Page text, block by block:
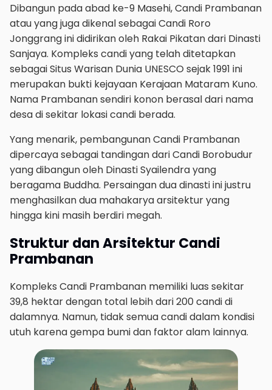
Dibangun pada abad ke-9 Masehi, Candi Prambanan
atau yang juga dikenal sebagai Candi Roro
Jonggrang ini didirikan oleh Rakai Pikatan dari Dinasti
Sanjaya. Kompleks candi yang telah ditetapkan
sebagai Situs Warisan Dunia UNESCO sejak 1991 ini
merupakan bukti kejayaan Kerajaan Mataram Kuno.
Nama Prambanan sendiri konon berasal dari nama
desa di sekitar lokasi candi berada.
Yang menarik, pembangunan Candi Prambanan
dipercaya sebagai tandingan dari Candi Borobudur
yang dibangun oleh Dinasti Syailendra yang
beragama Buddha. Persaingan dua dinasti ini justru
menghasilkan dua mahakarya arsitektur yang
hingga kini masih berdiri megah.
Struktur dan Arsitektur Candi
Prambanan
Kompleks Candi Prambanan memiliki luas sekitar
39,8 hektar dengan total lebih dari 200 candi di
dalamnya. Namun, tidak semua candi dalam kondisi
utuh karena gempa bumi dan faktor alam lainnya.